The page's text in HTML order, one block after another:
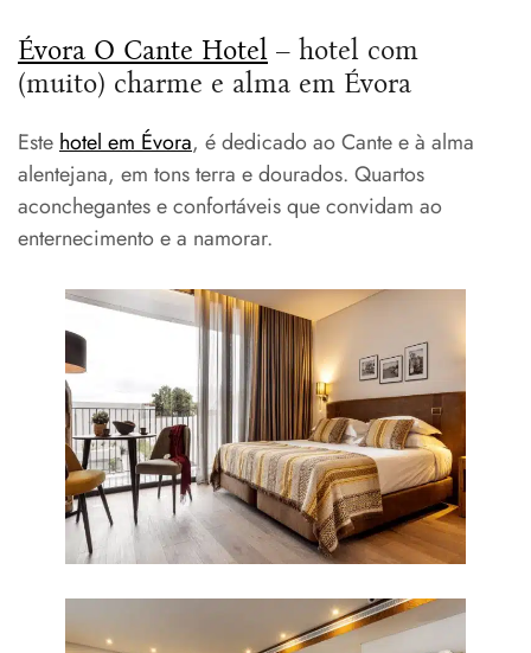
Évora O Cante Hotel – hotel com
(muito) charme e alma em Évora
Estehotel em Évora, é dedicado ao Cante e à alma
alentejana, em tons terra e dourados. Quartos
aconchegantes e confortáveis que convidam ao
enternecimento e a namorar.